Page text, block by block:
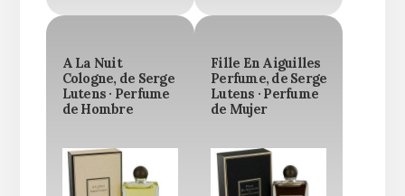
A La Nuit
Cologne, de Serge
Lutens · Perfume
de Hombre
Fille En Aiguilles
Perfume, de Serge
Lutens · Perfume
de Mujer